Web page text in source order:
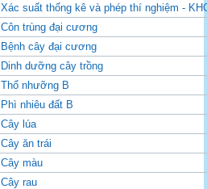
Xác suất thống kê và phép thí nghiệm -
Côn trùng đại cương
Bệnh cây đại cương
Dinh dưỡng cây trồng
Thổ nhưỡng B
Phì nhiêu đất B
Cây lúa
Cây ăn trái
Cây màu
Cây rau